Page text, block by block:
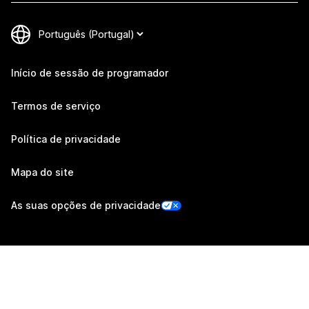
Início de sessão de programador
Termos de serviço
Política de privacidade
Mapa do site
As suas opções de privacidade